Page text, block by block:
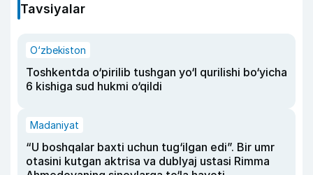
Tavsiyalar
O‘zbekiston
Toshkentda o‘pirilib tushgan yo‘l qurilishi bo‘yicha
6 kishiga sud hukmi o‘qildi
Madaniyat
“U boshqalar baxti uchun tug‘ilgan edi”. Bir umr
otasini kutgan aktrisa va dublyaj ustasi Rimma